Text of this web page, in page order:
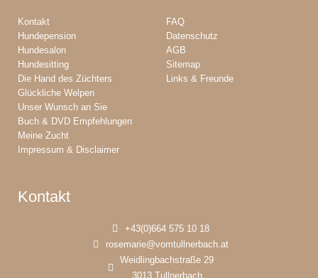
Kontakt
Hundepension
Hundesalon
Hundesitting
Die Hand des Züchters
Glückliche Welpen
Unser Wunsch an Sie
Buch & DVD Empfehlungen
Meine Zucht
Impressum & Disclaimer
FAQ
Datenschutz
AGB
Sitemap
Links & Freunde
Kontakt
+43(0)664 575 10 18
rosemarie@vomtullnerbach.at
Weidlingbachstraße 29
3013 Tullnerbach